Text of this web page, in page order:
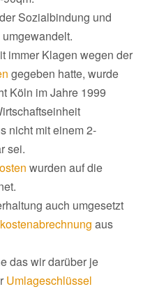
Sozialbindung und
immer Klagen wegen der
gegeben hatte, wurde
Köln im Jahre 1999
nicht mit einem 2-
sei.
wurden auf die
auch umgesetzt
aus
das wir darüber je
Umlageschlüssel